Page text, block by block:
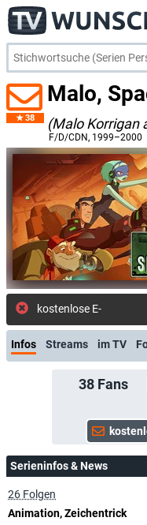
38
Malo,
(Malo Korrigan
F/D/CDN, 1999–2000
kostenlose E-Mail-
Infos Streams im TV
38Fans
Serieninfos & News
26 Folgen
Animation, Zeichentrick